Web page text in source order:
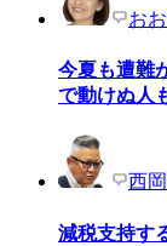
お
今夏も遭難
で動けぬ人
西
減税支持す